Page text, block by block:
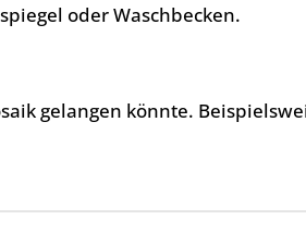
oder Waschbecken.
gelangen könnte.